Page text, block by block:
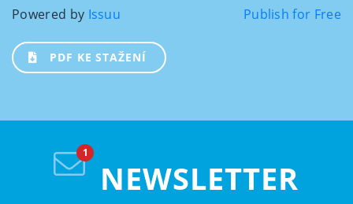
Powered by Issuu Publish for Free
PDF KE STAŽENÍ
NEWSLETTER